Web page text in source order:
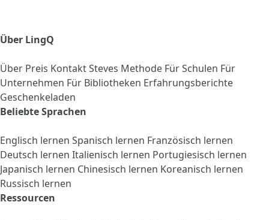
Über LingQ
Über Preis KontaktSteves Methode Für Schulen Für
Unternehmen Für Bibliotheken Erfahrungsberichte
Geschenkeladen
Beliebte Sprachen
Englisch lernen Spanisch lernen Französisch lernen
Deutsch lernen Italienisch lernen Portugiesisch lernen
Japanisch lernen Chinesisch lernen Koreanisch lernen
Russisch lernen
Ressourcen